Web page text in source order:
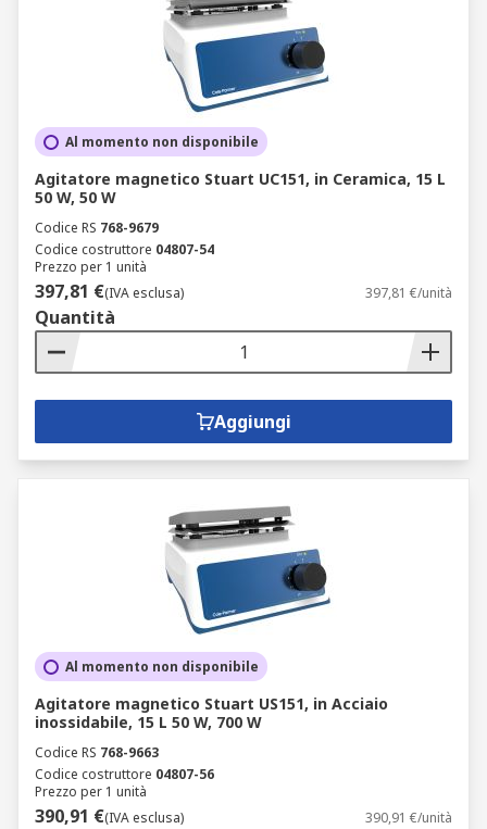
Al momento non disponibile
Agitatore magnetico Stuart UC151, in Ceramica, 15 L
50 W, 50 W
Codice RS 768-9679
Codice costruttore 04807-54
Prezzo per 1 unità
397,81 €(IVA esclusa) 397,81 €/unità
Quantità
Aggiungi
Al momento non disponibile
Agitatore magnetico Stuart US151, in Acciaio
inossidabile, 15 L 50 W, 700 W
Codice RS 768-9663
Codice costruttore 04807-56
Prezzo per 1 unità
390,91 €(IVA esclusa) 390,91 €/unità